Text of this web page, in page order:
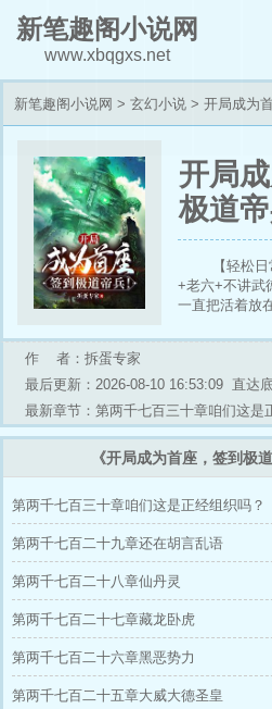
新笔趣阁小说网
www.xbqgxs.net
新笔趣阁小说网 > 玄幻小说 > 开局成为
开局
极道帝
【轻松
+老六+不讲武
一直把活着放
得极道帝兵
一位至尊来到
首挺胸冲到宇
……世人这才
实力！……
作 者：拆蛋专家
最后更新：2026-08-10 16:53:09 直达
最新章节：第两千七百三十章咱们这是
《开局成为首座，签到极
第两千七百三十章咱们这是正经组织吗？
第两千七百二十九章还在胡言乱语
第两千七百二十八章仙丹灵
第两千七百二十七章藏龙卧虎
第两千七百二十六章黑恶势力
第两千七百二十五章大威大德圣皇